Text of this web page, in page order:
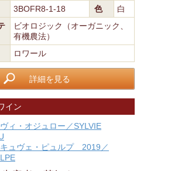
3BOFR8-1-18 色
白
ビオロジック（オーガニック、
有機農法）
ロワール
詳細を見る
イン
ィ・オジュロー／SYLVIE
ュヴェ・ピュルプ 2019／